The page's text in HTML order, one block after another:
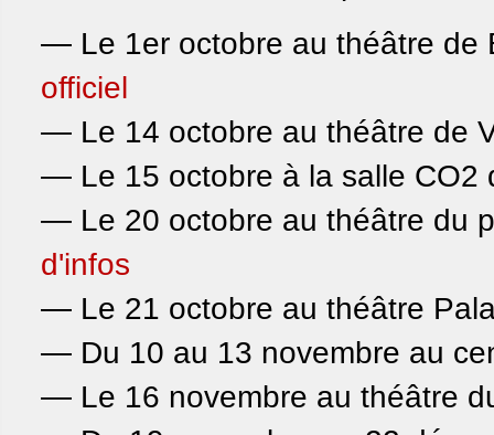
— Le 1er octobre au théâtre de
officiel
— Le 14 octobre au théâtre de
— Le 15 octobre à la salle CO2
— Le 20 octobre au théâtre du
d'infos
— Le 21 octobre au théâtre
— Du 10 au 13 novembre au
— Le 16 novembre au théâtre